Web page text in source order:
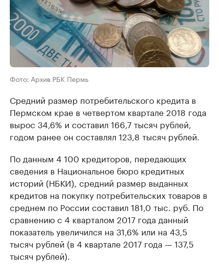
Фото: Архив РБК Пермь
Средний размер потребительского кредита в
Пермском крае в четвертом квартале 2018 года
вырос 34,6% и составил 166,7 тысяч рублей,
годом ранее он составлял 123,8 тысяч рублей.
По данным 4 100 кредиторов, передающих
сведения в Национальное бюро кредитных
историй (НБКИ), средний размер выданных
кредитов на покупку потребительских товаров в
среднем по России составил 181,0 тыс. руб. По
сравнению с 4 кварталом 2017 года данный
показатель увеличился на 31,6% или на 43,5
тысяч рублей (в 4 квартале 2017 года — 137,5
тысяч рублей).